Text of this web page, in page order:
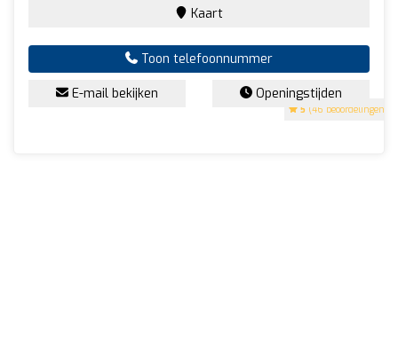
5 (46 beoordelingen)
Kaart
Toon telefoonnummer
E-mail bekijken Openingstijden